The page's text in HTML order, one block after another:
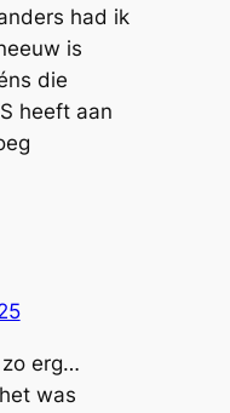
had ik
is
die
heeft aan
erg…
was